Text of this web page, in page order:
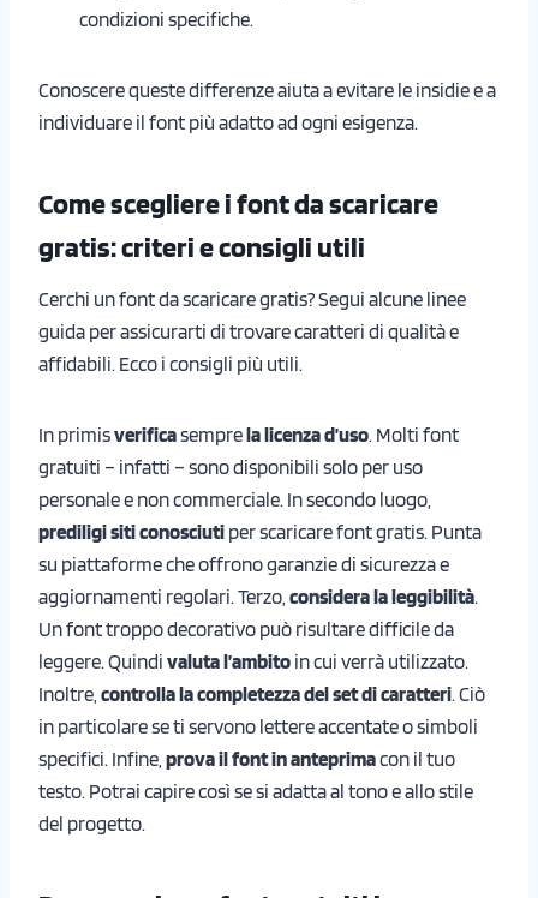
condizioni specifiche.
Conoscere queste differenze aiuta a evitare le insidie e a
individuare il font più adatto ad ogni esigenza.
Come scegliere i font da scaricare
gratis: criteri e consigli utili
Cerchi un font da scaricare gratis? Segui alcune linee
guida per assicurarti di trovare caratteri di qualità e
affidabili. Ecco i consigli più utili.
In primisverificasemprela licenza d’uso. Molti font
gratuiti – infatti – sono disponibili solo per uso
personale e non commerciale. In secondo luogo,
prediligi siti conosciuti per scaricare font gratis. Punta
su piattaforme che offrono garanzie di sicurezza e
aggiornamenti regolari. Terzo, considera la leggibilità.
Un font troppo decorativo può risultare difficile da
leggere. Quindi valuta l’ambito in cui verrà utilizzato.
Inoltre, controlla la completezza del set di caratteri. Ciò
in particolare se ti servono lettere accentate o simboli
specifici. Infine, prova il font in anteprimacon il tuo
testo. Potrai capire così se si adatta al tono e allo stile
del progetto.